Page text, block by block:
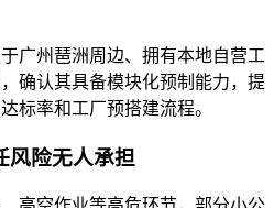
广州琶洲周边、拥有本地自营工
确认其具备模块化预制能力，提
标率和工厂预搭建流程。
风险无人承担